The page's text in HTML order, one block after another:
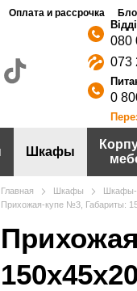
Оплата и рассрочка
080
073
0
Шкафы
Главная Шкафы Шкафы-
Прихожая-купе №3, Габариты: